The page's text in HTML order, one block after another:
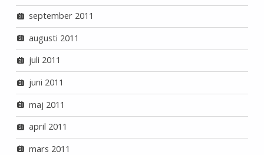
september 2011
augusti 2011
juli 2011
juni 2011
maj 2011
april 2011
mars 2011